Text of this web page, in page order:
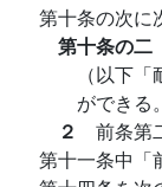
第十条の次に
第十条の二
（以下
ができる。
２ 前条第
第十一条中「